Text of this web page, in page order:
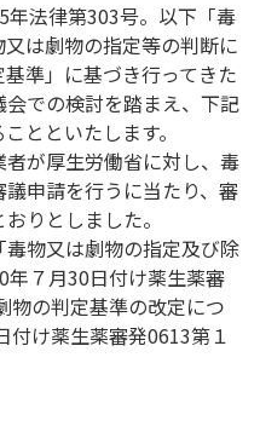
年法律第303号。以下「毒
は劇物の指定等の判断に
準」に基づき行ってきた
での検討を踏まえ、下記
とといたします。
が厚生労働省に対し、毒
申請を行うに当たり、審
りとしました。
物又は劇物の指定及び除
７月30日付け薬生薬審
物の判定基準の改定につ
付け薬生薬審発0613第１